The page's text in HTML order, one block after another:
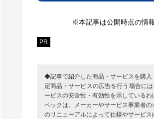
※本記事は公開時点の情
PR
◆記事で紹介した商品・サービスを購
定商品・サービスの広告を行う場合に
ービスの安全性・有効性を示している
ペックは、メーカーやサービス事業者
のリニューアルによって仕様やサービ